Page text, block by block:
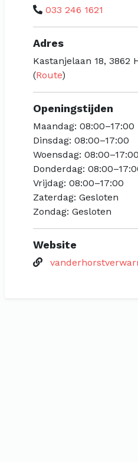
033 246 1621
Adres
Kastanjelaan 18, 3862
(Route)
Openingstijden
Maandag: 08:00–17:00
Dinsdag: 08:00–17:00
Woensdag: 08:00–17:00
Donderdag:
Vrijdag: 08:00–17:00
Zaterdag: Gesloten
Zondag: Gesloten
Website